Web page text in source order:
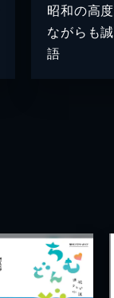
昭和の高
ながらも
語